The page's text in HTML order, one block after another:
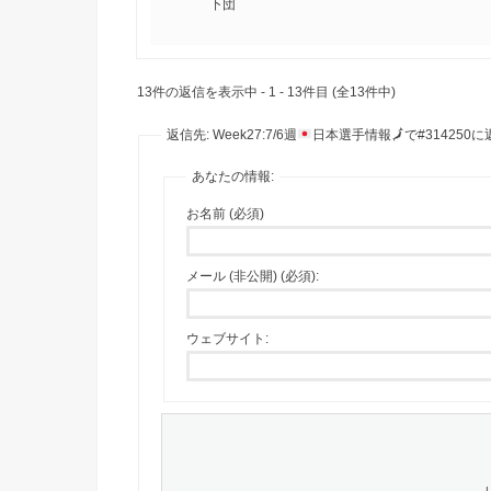
下団
13件の返信を表示中 - 1 - 13件目 (全13件中)
返信先: Week27:7/6週 日本選手情報🗾で#314250に
あなたの情報:
お名前 (必須)
メール (非公開) (必須):
ウェブサイト: